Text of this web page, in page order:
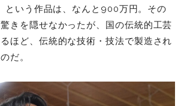
という作品は、なんと900万円。その
きを隠せなかったが、国の伝統的工芸
ほど、伝統的な技術・技法で製造され
だ。